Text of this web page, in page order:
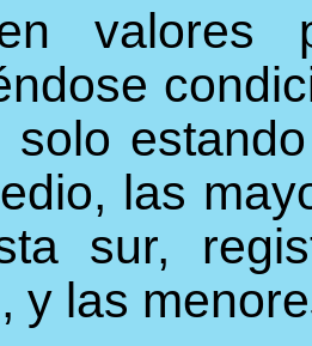
valores
solo
las
sur,
y las